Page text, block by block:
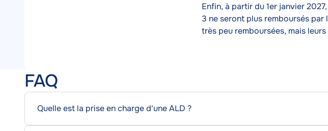
Enfin, à partir du 1er janvier
3 ne seront plus remboursés
très peu remboursées, mais
Contenu
supplémentaire
Titre
FAQ
Quelle est la prise en charge d'une ALD ?